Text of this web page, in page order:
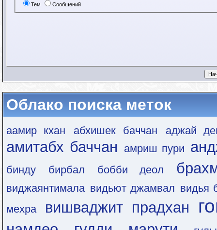
Тем Сообщений
Облако поиска меток
аамир кхан абхишек баччан аджай
амитабх баччан амриш пури
бинду бирбал бобби деол
виджаянтимала видьют джамвал видья
мехра
вишваджит прадхан